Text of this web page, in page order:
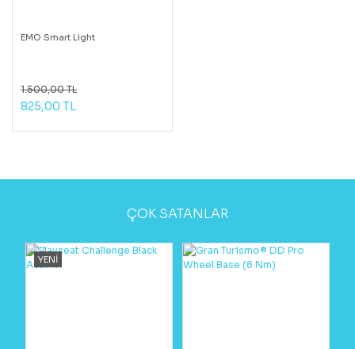
EMO Smart Light
1.500,00 TL
825,00 TL
ÇOK SATANLAR
YENİ